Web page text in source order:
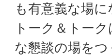
も有意義な場
トーク＆トー
な懇談の場を